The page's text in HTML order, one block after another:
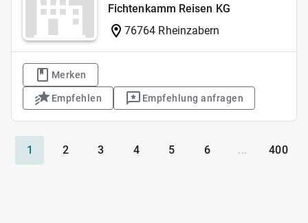
Fichtenkamm Reisen KG
76764 Rheinzabern
Merken
Empfehlen Empfehlung anfragen
1 2 3 4 5 6 ... 400